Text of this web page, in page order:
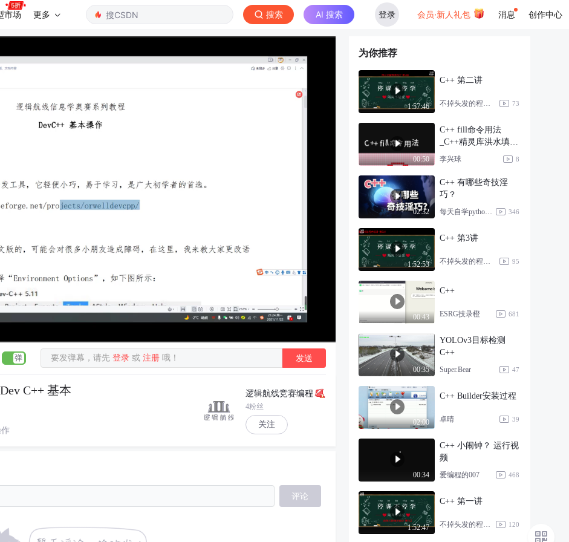
市场 更多 搜索 AI 搜索 登录 会员·新人礼包 消息 创作中心
要发弹幕，请先登录 或注册 哦！ 发送
C++ 基本 逻辑航线竞赛编程
4粉丝
关注
评论
为你推荐
1:57:46
C++ 第二讲
73
00:50
C++ fill命令用法
_C++精灵库洪水填充
命令
李兴球 8
02:32
C++ 有哪些奇技淫
巧？
每天自学python一点点 346
1:52:53
C++ 第3讲
95
00:43
C++
ESRG技录橙 681
00:35
YOLOv3目标检测
C++
Super.Bear 47
02:00
C++ Builder安装过程
卓晴 39
00:34
C++ 小闹钟？ 运行视
频
爱编程的007 468
1:52:47
C++ 第一讲
120